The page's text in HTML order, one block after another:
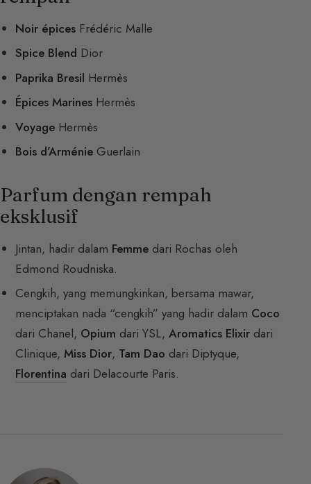
Noir épices Frédéric Malle
Spice Blend Dior
Paprika Bresil Hermès
Épices Marines Hermès
Voyage Hermès
Bois d’Arménie Guerlain
Parfum dengan rempah
eksklusif
Jintan, hadir dalam Femme dari Rochas oleh
Edmond Roudniska.
Cengkih, yang memungkinkan, bersama mawar,
menciptakan nada “cengkih” yang hadir dalam Coco
dari Chanel, Opium dari YSL,Aromatics Elixir dari
Clinique,Miss Dior, Tam Dao dari Diptyque,
Florentina dari Delacourte Paris.